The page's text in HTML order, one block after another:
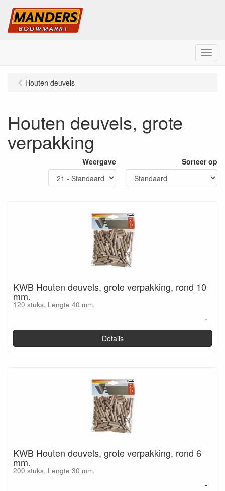
M
e
Houten deuvels
Houten deuvels, grote
verpakking
Weergave Sorteer op
KWB Houten deuvels, grote verpakking, rond 10
mm.
120 stuks, Lengte 40 mm.
-
Details
KWB Houten deuvels, grote verpakking, rond 6
mm.
200 stuks, Lengte 30 mm.
-